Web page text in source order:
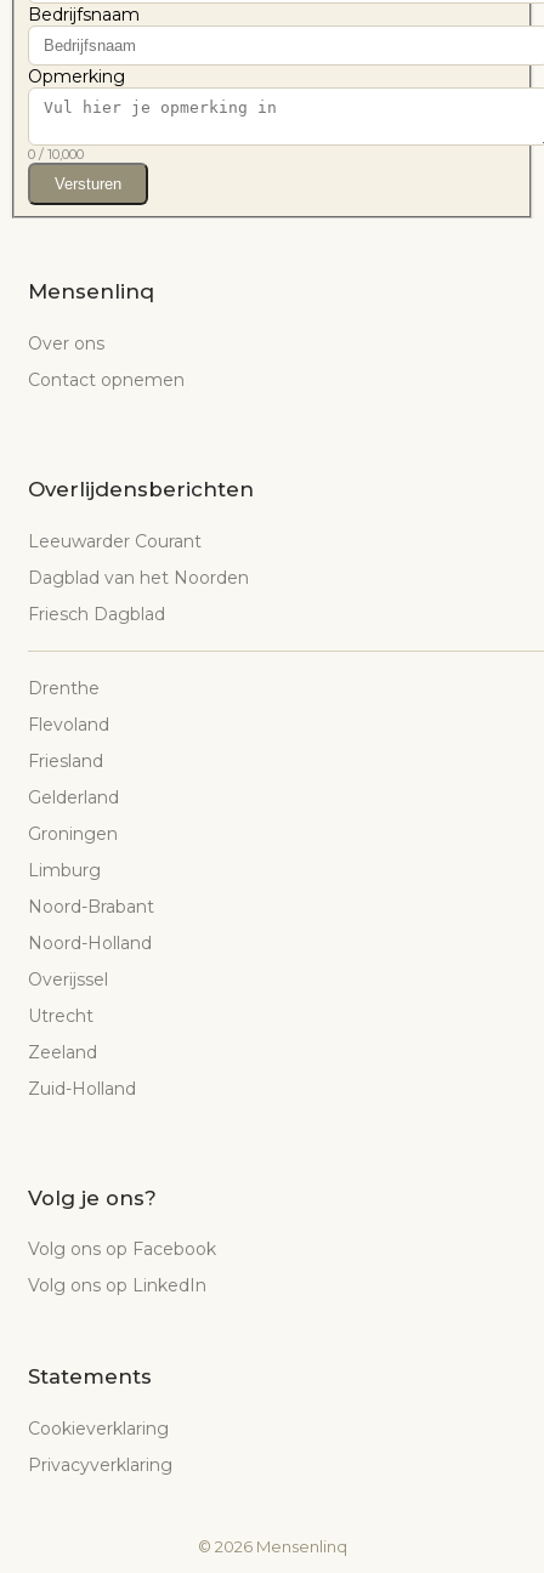
Bedrijfsnaam
Opmerking
0/ 10,000
Versturen
Mensenlinq
Over ons
Contact opnemen
Overlijdensberichten
Leeuwarder Courant
Dagblad van het Noorden
Friesch Dagblad
Drenthe
Flevoland
Friesland
Gelderland
Groningen
Limburg
Noord-Brabant
Noord-Holland
Overijssel
Utrecht
Zeeland
Zuid-Holland
Volg je ons?
Volg ons op Facebook
Volg ons op LinkedIn
Statements
Cookieverklaring
Privacyverklaring
© 2026Mensenlinq